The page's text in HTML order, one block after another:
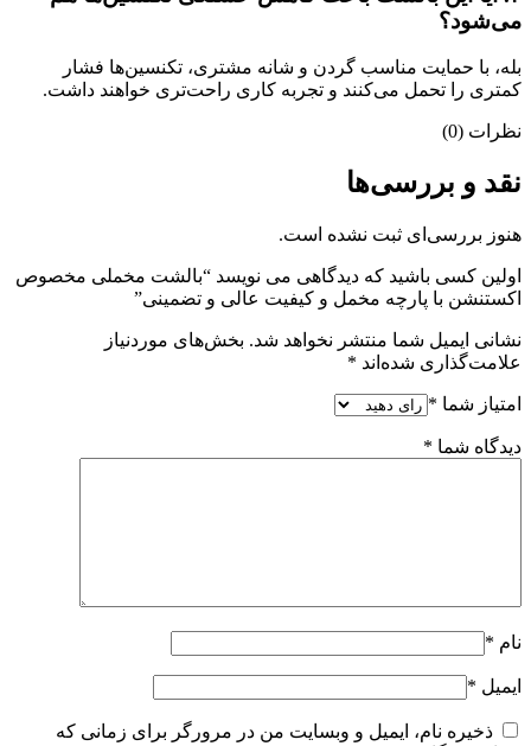
می‌شود؟
بله، با حمایت مناسب گردن و شانه مشتری، تکنسین‌ها فشار
کمتری را تحمل می‌کنند و تجربه کاری راحت‌تری خواهند داشت.
نظرات (0)
نقد و بررسی‌ها
هنوز بررسی‌ای ثبت نشده است.
اولین کسی باشید که دیدگاهی می نویسد “بالشت مخملی مخصوص
اکستنشن با پارچه مخمل و کیفیت عالی و تضمینی”
نشانی ایمیل شما منتشر نخواهد شد. بخش‌های موردنیاز
علامت‌گذاری شده‌اند *
امتیاز شما *
دیدگاه شما *
نام *
ایمیل *
ذخیره نام، ایمیل و وبسایت من در مرورگر برای زمانی که